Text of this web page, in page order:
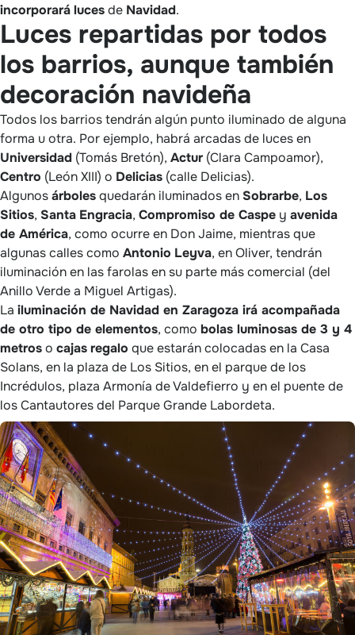
incorporarálucesde Navidad.
Luces repartidas por todos
los barrios, aunque también
decoración navideña
Todos los barrios tendrán algún punto iluminado de alguna
forma u otra. Por ejemplo, habrá arcadas de luces en
Universidad (Tomás Bretón), Actur(Clara Campoamor),
Centro (León XIII) o Delicias (calle Delicias).
Algunosárbolesquedarán iluminados en Sobrarbe, Los
Sitios, Santa Engracia, Compromiso de Caspe y avenida
de América, como ocurre en Don Jaime, mientras que
algunas calles como Antonio Leyva, en Oliver, tendrán
iluminación en las farolas en su parte más comercial (del
Anillo Verde a Miguel Artigas).
La iluminación de Navidad en Zaragoza irá acompañada
de otro tipo de elementos, como bolas luminosas de 3 y 4
metroso cajasregalo que estarán colocadas en la Casa
Solans, en la plaza de Los Sitios, en el parque de los
Incrédulos, plaza Armonía de Valdefierro y en el puente de
los Cantautores del Parque Grande Labordeta.